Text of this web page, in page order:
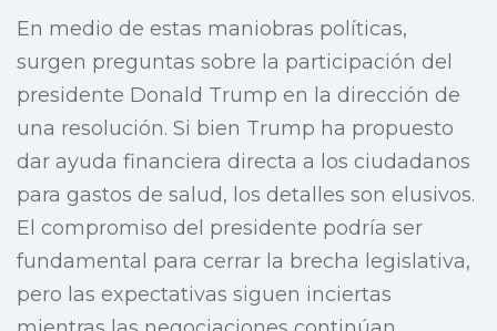
En medio de estas maniobras políticas,
surgen preguntas sobre la participación del
presidente Donald Trump en la dirección de
una resolución. Si bien Trump ha propuesto
dar ayuda financiera directa a los ciudadanos
para gastos de salud, los detalles son elusivos.
El compromiso del presidente podría ser
fundamental para cerrar la brecha legislativa,
pero las expectativas siguen inciertas